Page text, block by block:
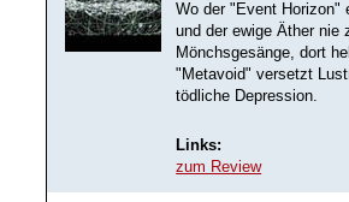
Wo der "Event Horizon"
und der ewige Äther nie
Mönchsgesänge, dort
"Metavoid" versetzt
tödliche Depression.
Links:
zum Review